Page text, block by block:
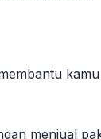
menjual